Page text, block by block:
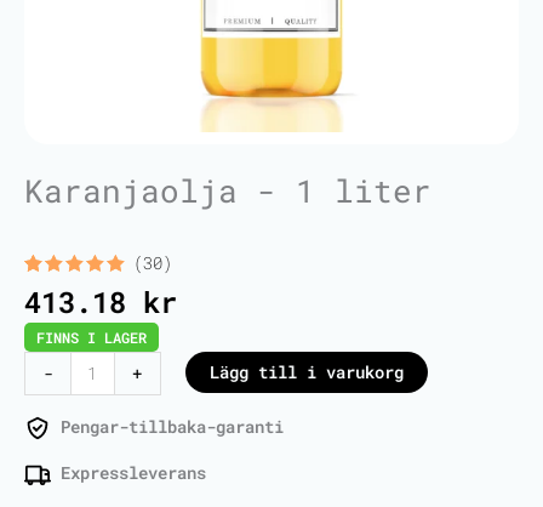
Karanjaolja - 1 liter
Betygsatt
5.00av 5
baserat
på
30
kundrecensioner
(30)
413.18 kr
FINNS I LAGER
-
Karanja
Oil
-
Liter
+ Lägg till i varukorg
Pengar-tillbaka-garanti
Expressleverans